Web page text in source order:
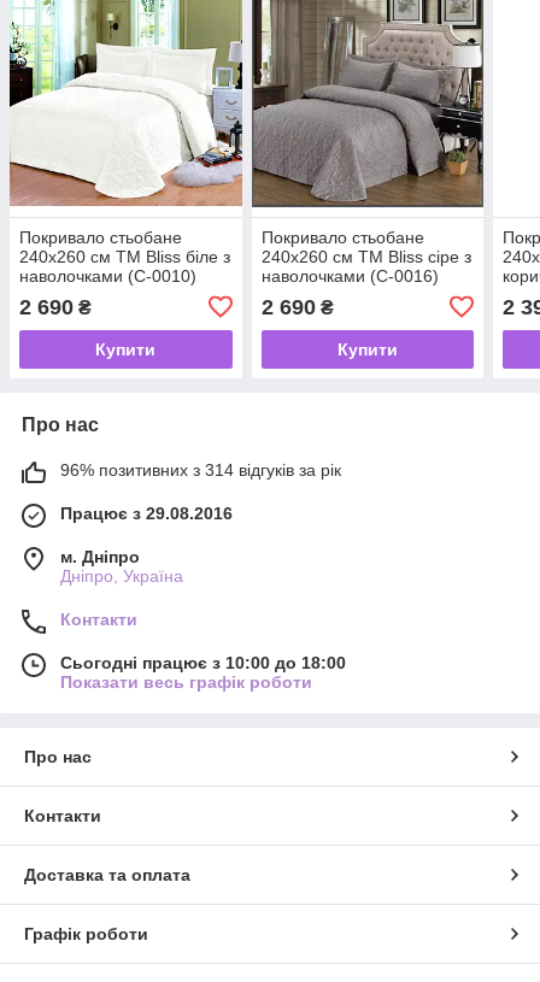
Покривало стьобане
240х260 см ТМ Bliss біле з
наволочками (C-0010)
2 690 ₴
Купити
Покривало стьобане
240х260 см ТМ Bliss сіре з
наволочками (C-0016)
2 690₴
Купити
2
Про нас
96% позитивних з 314 відгуків за рік
Працює з 29.08.2016
м. Дніпро
Дніпро, Україна
Контакти
Сьогодні працює з 10:00 до 18:00
Показати весь графік роботи
Про нас
Контакти
Доставка та оплата
Графік роботи